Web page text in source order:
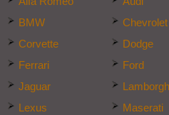
BMW
Chevrolet
Corvette
Dodge
Ferrari
Ford
Jaguar
Lexus
Maserati